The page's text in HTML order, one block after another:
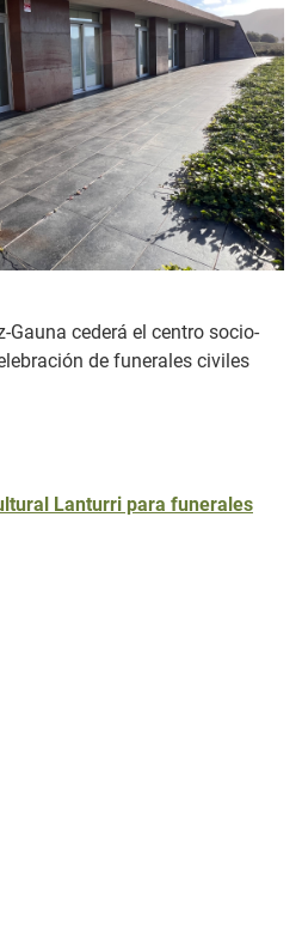
Gauna cederá el centro socio-
de funerales civiles
Lanturri para funerales